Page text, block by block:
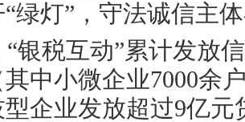
绿灯”，守法诚信主
银税互动”累计发放
其中小微企业7000余
企业发放超过9亿元